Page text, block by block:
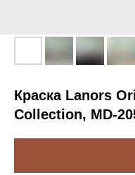
Краска Lanors
Collection, MD-